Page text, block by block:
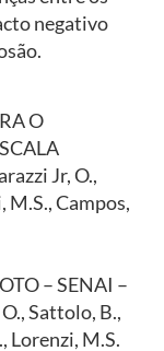
negativo
O
Jr, O.,
M.S., Campos,
– SENAI –
Sattolo, B.,
Lorenzi, M.S.